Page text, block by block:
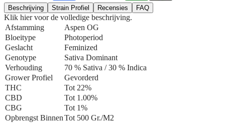
Beschrijving Strain Profiel Recensies FAQ
Klik hier voor de volledige beschrijving.
Afstamming
Aspen OG
Bloeitype
Photoperiod
Geslacht
Feminized
Genotype
Sativa Dominant
Verhouding
70 % Sativa / 30 % Indica
Grower Profiel
Gevorderd
THC
Tot 22%
CBD
Tot 1.00%
CBG
Tot 1%
Opbrengst BinnenTot 500 Gr./m2